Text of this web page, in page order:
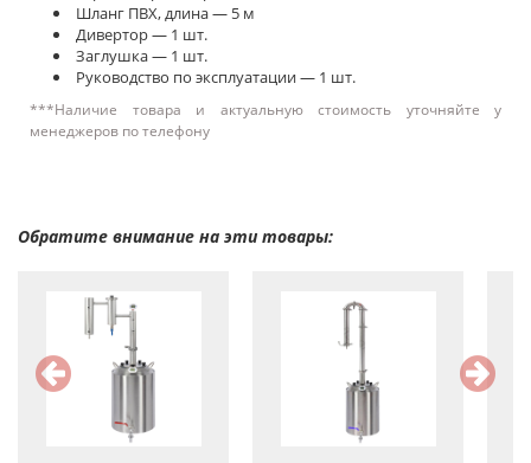
Шланг ПВХ, длина — 5 м
Дивертор — 1 шт.
Заглушка — 1 шт.
Руководство по эксплуатации — 1 шт.
***Наличие товара и актуальную стоимость уточняйте у
менеджеров по телефону
Обратите внимание на эти товары: